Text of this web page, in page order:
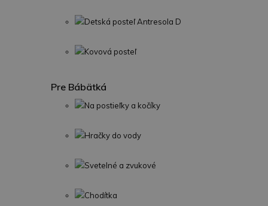
Detská posteľ Antresola D
Kovová posteľ
Pre Bábätká
Na postieľky a kočíky
Hračky do vody
Svetelné a zvukové
Chodítka